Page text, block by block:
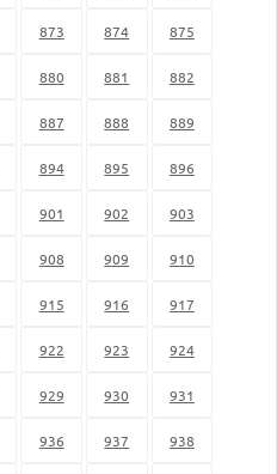
873 874 875
880 881 882
887 888 889
894 895 896
901 902 903
908 909 910
915 916 917
922 923 924
929 930 931
936 937 938